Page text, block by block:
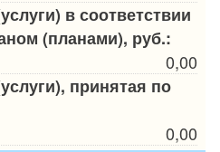
в соответствии
(планами), руб.:
0,00
принятая по
0,00